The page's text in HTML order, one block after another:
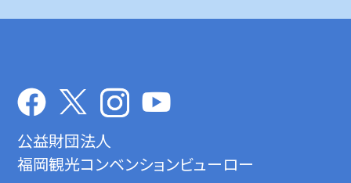
公益財団法人
福岡観光コンベンションビューロー